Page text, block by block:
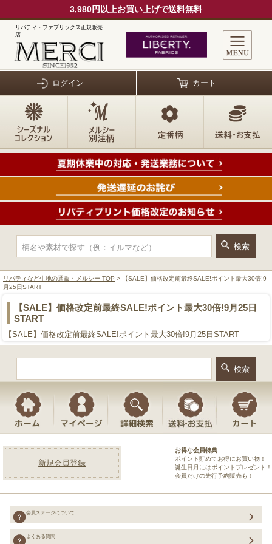
3,980円以上お買い上げで送料無料
リバティ・ファブリックス正規販売
店
ログイン カート
リバティなど生地の通販・メルシー TOP > 【SALE】価格改定前最終SALE!ポイント最大30倍!9
月25日START
【SALE】価格改定前最終SALE!ポイント最大30倍!9月25日
START
【SALE】価格改定前最終SALE!ポイント最大30倍!9月25日START
新規会員登録
お得な会員特典
ポイント貯めてお得にお買い物！
誕生日月にはポイントプレゼント！
会員だけの先行予約販売も！
会員ステージについて
よくある質問